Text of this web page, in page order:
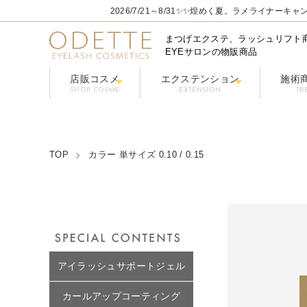
2026/7/21～8/31 ✨✨煌めく夏。ラメライナーキ
まつげエクステ、ラッシュリフト
EYEサロンの物販商品
店販コスメ
SHOP COSME
エクステンション
EXTENSION
施術
TOP カラー 単サイズ 0.10 / 0.15
アイラッシュサポートジェル
カールアップコーティング